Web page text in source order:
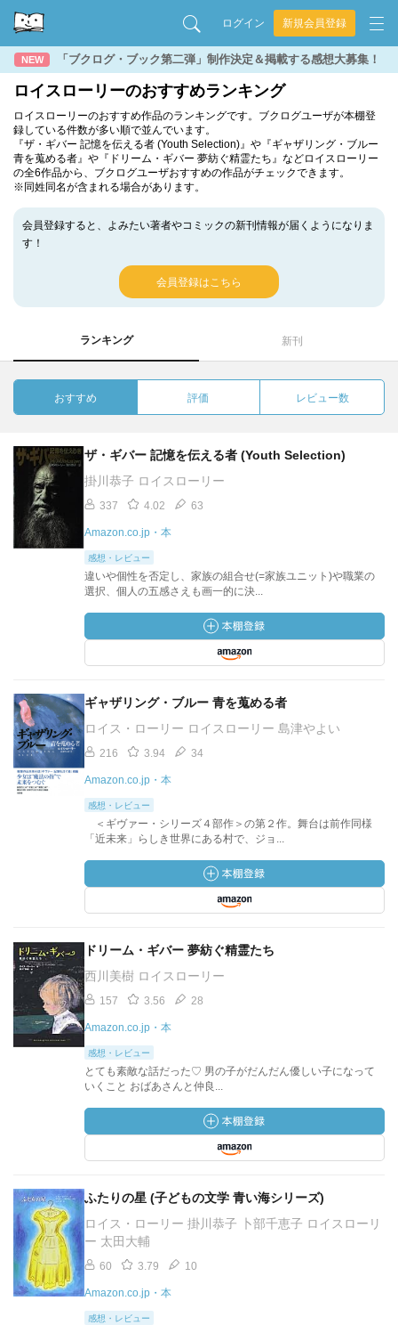
ログイン 新規会員登録
NEW 「ブクログ・ブック第二弾」制作決定＆掲載する感想大募集！
ロイスローリーのおすすめランキング
ロイスローリーのおすすめ作品のランキングです。ブクログユーザが本棚登
録している件数が多い順で並んでいます。
『ザ・ギバー 記憶を伝える者 (Youth Selection)』や『ギャザリング・ブルー
青を蒐める者』や『ドリーム・ギバー 夢紡ぐ精霊たち』などロイスローリー
の全6作品から、ブクログユーザおすすめの作品がチェックできます。
※同姓同名が含まれる場合があります。
会員登録すると、よみたい著者やコミックの新刊情報が届くようになりま
す！
会員登録はこちら
ランキング 新刊
おすすめ 評価 レビュー数
ザ・ギバー 記憶を伝える者 (Youth Selection)
掛川恭子 ロイスローリー
337 4.02 63
Amazon.co.jp・本
感想・レビュー
違いや個性を否定し、家族の組合せ(=家族ユニット)や職業の
選択、個人の五感さえも画一的に決...
ギャザリング・ブルー 青を蒐める者
ロイス・ローリー ロイスローリー 島津やよい
216 3.94 34
Amazon.co.jp・本
感想・レビュー
＜ギヴァー・シリーズ４部作＞の第２作。舞台は前作同様
「近未来」らしき世界にある村で、ジョ...
ドリーム・ギバー 夢紡ぐ精霊たち
西川美樹 ロイスローリー
157 3.56 28
Amazon.co.jp・本
感想・レビュー
とても素敵な話だった♡ 男の子がだんだん優しい子になって
いくこと おばあさんと仲良...
ふたりの星 (子どもの文学 青い海シリーズ)
ロイス・ローリー 掛川恭子 卜部千恵子 ロイスローリ
ー 太田大輔
60 3.79 10
Amazon.co.jp・本
感想・レビュー